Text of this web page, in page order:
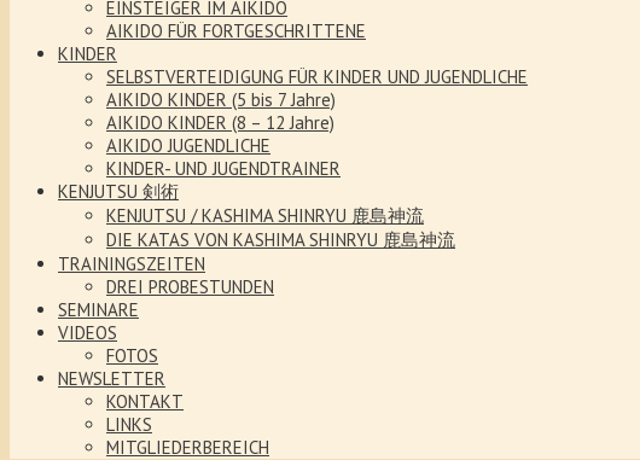
EINSTEIGER IM AIKIDO
AIKIDO FÜR FORTGESCHRITTENE
KINDER
SELBSTVERTEIDIGUNG FÜR KINDER UND JUGENDLICHE
AIKIDO KINDER (5 bis 7 Jahre)
AIKIDO KINDER (8 – 12 Jahre)
AIKIDO JUGENDLICHE
KINDER- UND JUGENDTRAINER
KENJUTSU 剣術
KENJUTSU / KASHIMA SHINRYU 鹿島神流
DIE KATAS VON KASHIMA SHINRYU 鹿島神流
TRAININGSZEITEN
DREI PROBESTUNDEN
SEMINARE
VIDEOS
FOTOS
NEWSLETTER
KONTAKT
LINKS
MITGLIEDERBEREICH